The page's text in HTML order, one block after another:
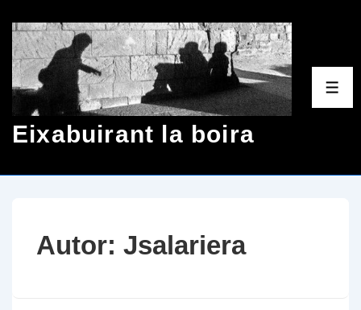
Salta
contingut
principal
Eixabuirant la boira
Autor: Jsalariera